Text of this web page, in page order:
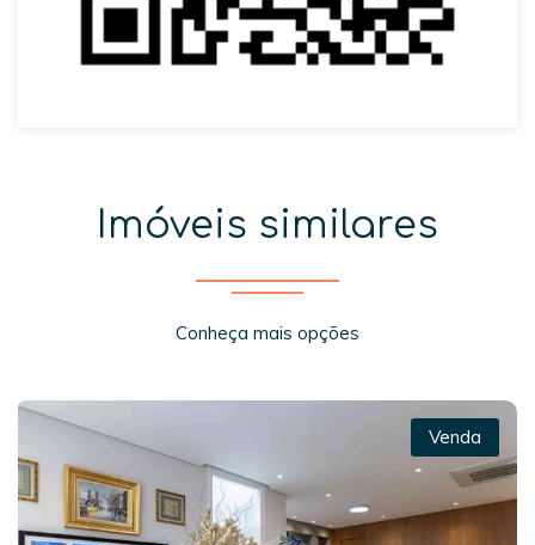
Imóveis similares
Conheça mais opções
Venda